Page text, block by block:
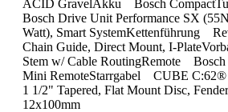
ACID GravelAkku Bosch
Bosch Drive Unit Performance SX
Watt), Smart SystemKettenführung
Chain Guide, Direct Mount, I-
Stem w/ Cable RoutingRemote Bosch
Mini RemoteStarrgabel CUBE C:62®
1 1/2" Tapered, Flat Mount Disc,
12x100mm